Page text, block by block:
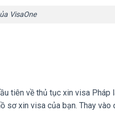
VisaOne
tiên về thủ tục xin visa Pháp
sơ xin visa của bạn. Thay vào